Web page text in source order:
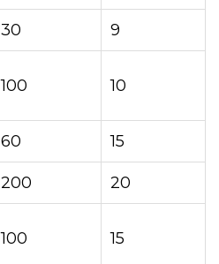
30 9
100 10
60 15
200 20
100 15